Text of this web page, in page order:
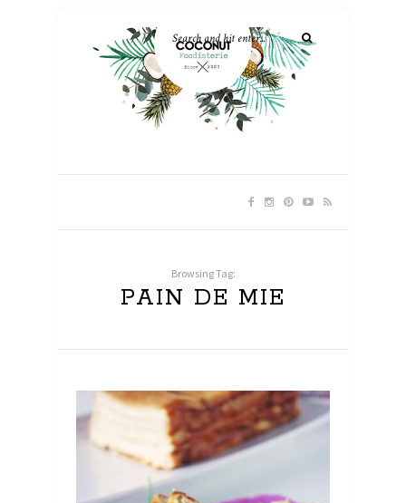
Browsing Tag:
PAIN DE MIE